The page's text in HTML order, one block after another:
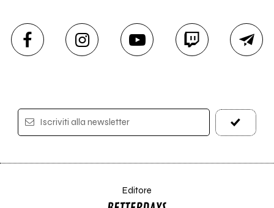
Iscriviti alla newsletter
Editore